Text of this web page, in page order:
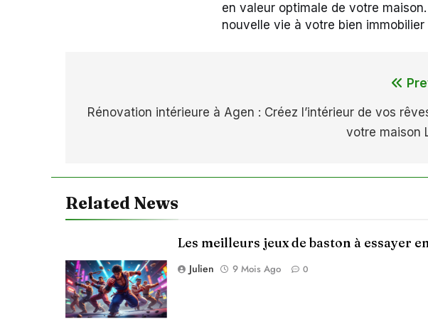
en valeur optimale de votre
nouvelle vie à votre bien
de
Rénovation intérieure à Agen : Créez l’intérieur de vos
votre maison
Related News
Les meilleurs jeux de baston à essayer
Julien 9 Mois Ago 0